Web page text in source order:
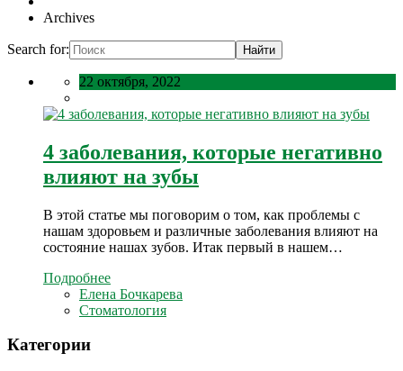
Archives
Search for:
22 октября, 2022
4 заболевания, которые негативно
влияют на зубы
В этой статье мы поговорим о том, как проблемы с
нашам здоровьем и различные заболевания влияют на
состояние нашах зубов. Итак первый в нашем…
Подробнее
Елена Бочкарева
Стоматология
Категории